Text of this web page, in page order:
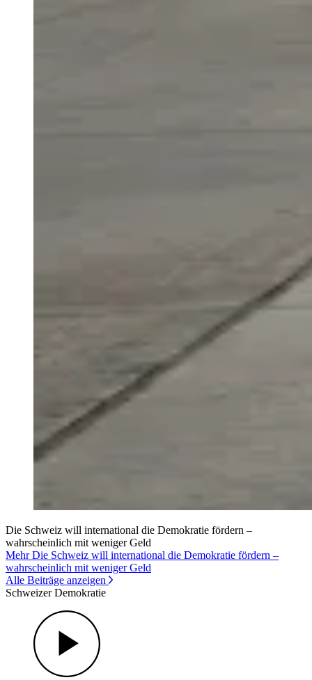
Die Schweiz will international die Demokratie fördern –
wahrscheinlich mit weniger Geld
Mehr Die Schweiz will international die Demokratie fördern –
wahrscheinlich mit weniger Geld
Alle Beiträge anzeigen
Schweizer Demokratie